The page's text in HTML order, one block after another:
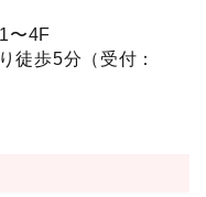
〜4F
徒歩5分（受付：